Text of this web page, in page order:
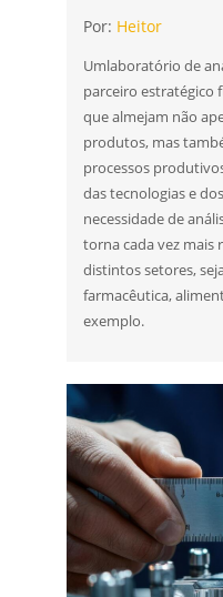
Por: Heitor
Umlaboratório de
parceiro estratégico
que almejam não
produtos, mas
processos
das tecnologias e
necessidade de
torna cada vez mais
distintos setores,
farmacêutica,
exemplo.